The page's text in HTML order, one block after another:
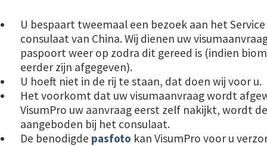
U bespaart tweemaal een bezoek aan het
consulaat van China. Wij dienen uw
paspoort weer op zodra dit gereed is (indien
eerder zijn afgegeven).
U hoeft niet in de rij te staan, dat doen wij voor u.
Het voorkomt dat uw visumaanvraag wordt
VisumPro uw aanvraag eerst zelf nakijkt, wordt
aangeboden bij het consulaat.
De benodigde pasfoto kan VisumPro voor u